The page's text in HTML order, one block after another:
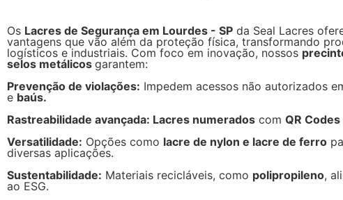
Os Lacres de Segurança em Lourdes - SP da Seal Lacres
vantagens que vão além da proteção física, transformando
logísticos e industriais. Com foco em inovação, nossos
selos metálicos garantem:
Prevenção de violações: Impedem acessos não autorizados
e baús.
Rastreabilidade avançada: Lacres numerados com QR Codes
Versatilidade: Opções como lacre de nylon e lacre de ferro
diversas aplicações.
Sustentabilidade: Materiais recicláveis, como polipropileno,
ao ESG.